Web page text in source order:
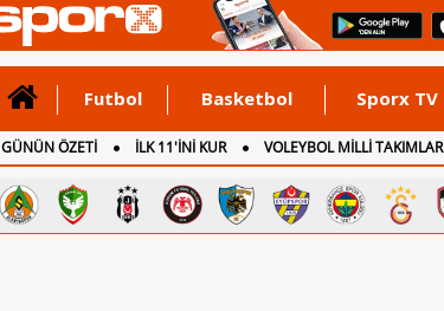
Futbol Basketbol Sporx TV
GÜNÜN ÖZETİ İLK 11'İNİ KUR VOLEYBOL MİLLİ TAKIMLAR
CANLI ANLATIM
İNGİLTERE